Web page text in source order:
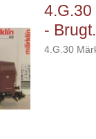
- Brugt.
4.G.30